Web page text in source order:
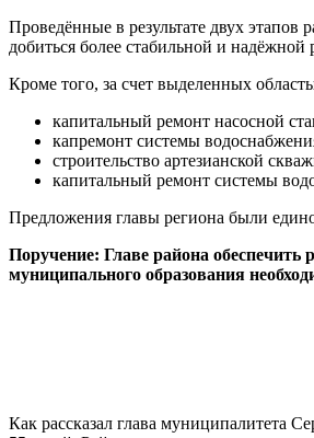
Проведённые в результате двух
добиться более стабильной и
Кроме того, за счет выделенных
капитальный ремонт насосной
капремонт системы
строительство артезианской
капитальный ремонт системы
Предложения главы региона были
Поручение: Главе района
муниципального образования
Как рассказал глава муниципалитета